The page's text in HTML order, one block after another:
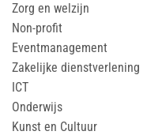
Zorg en welzijn
Non-profit
Eventmanagement
Zakelijke dienstverlening
ICT
Onderwijs
Kunst en Cultuur